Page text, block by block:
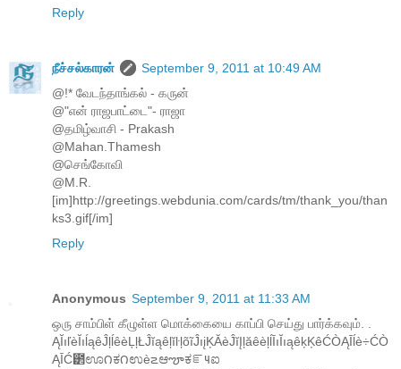
Reply
நீச்சல்காரன்
September 9, 2011 at 10:49 AM
@!* வேடந்தாங்கல் - கருன்
@"என் ராஜபாட்டை"- ராஜா
@தமிழ்வாசி - Prakash
@Mahan.Thamesh
@செங்கோவி
@M.R.
[im]http://greetings.webdunia.com/cards/tm/thank_you/than
ks3.gif[/im]
Reply
Anonymous September 9, 2011 at 11:33 AM
ஒரு சாம்பிள் கீழுள்ள மொக்கையை காப்பி செய்து பார்க்கவும். .
ĄĬıľèĬıĺąêĴļĺêèĻļŁĴĭąêļĭŀļõĩĴıįĶĂèĴĭĮļăêèļĺĪıĬıąêķĶêĆÒĄĪĺè÷ĆÒ
ĄĪĆ౲ಊ౧ಕ౧ಉè౽ಆౡಕౝ౺ಐ